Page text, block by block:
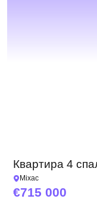
Квартира 4
Міхас
715 000